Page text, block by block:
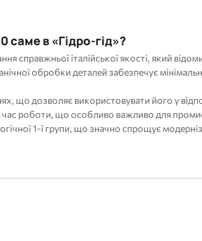
саме в «Гідро-гід»?
справжньої італійської якості, який
обробки деталей забезпечує
що дозволяє використовувати його у
час роботи, що особливо важливо для
1-ї групи, що значно спрощує